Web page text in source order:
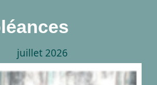
juillet 2026